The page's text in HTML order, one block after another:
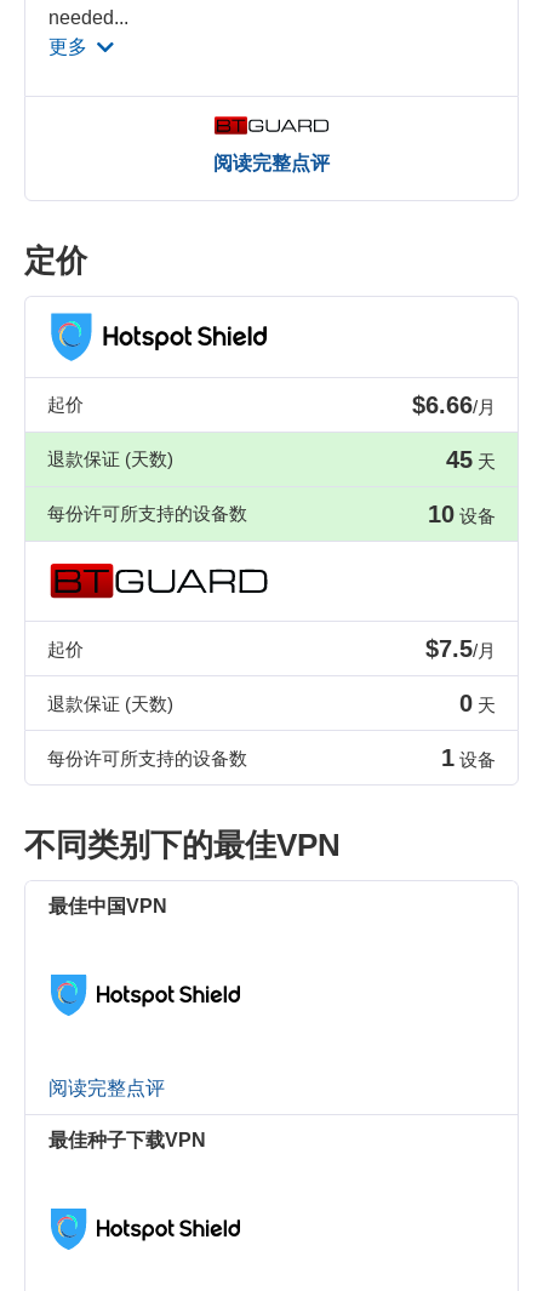
needed...
更多
阅读完整点评
定价
起价 $6.66/月
退款保证 (天数) 45 天
每份许可所支持的设备数 10 设备
起价 $7.5/月
退款保证 (天数) 0 天
每份许可所支持的设备数 1 设备
不同类别下的最佳VPN
最佳中国VPN
阅读完整点评
最佳种子下载VPN